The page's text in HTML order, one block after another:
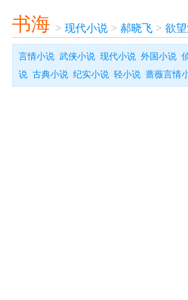
书海 > 现代小说 > 郝晓飞 > 欲
言情小说 武侠小说 现代小说 外国小说
说 古典小说 纪实小说 轻小说 蔷薇言情